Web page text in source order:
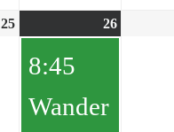
25 26
8:45
Wander